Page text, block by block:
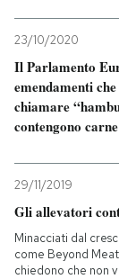
23/10/2020
Il Parlamento
emendamenti
chiamare
contengono carne
29/11/2019
Gli allevatori
Minacciati dal
come Beyond
chiedono che non